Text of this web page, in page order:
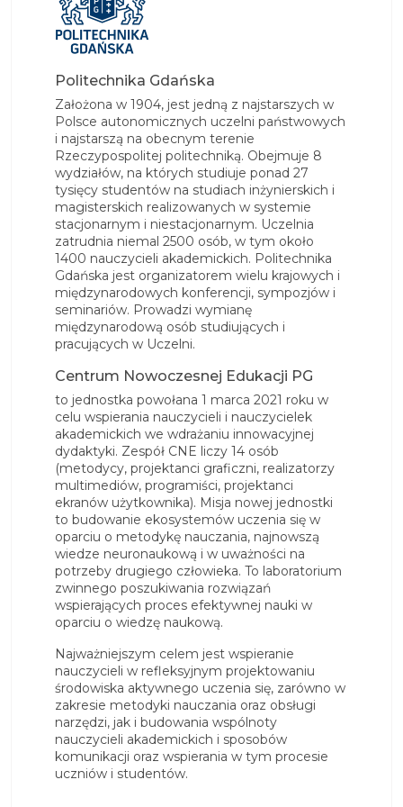
Politechnika Gdańska
Założona w 1904, jest jedną z najstarszych w
Polsce autonomicznych uczelni państwowych
i najstarszą na obecnym terenie
Rzeczypospolitej politechniką. Obejmuje 8
wydziałów, na których studiuje ponad 27
tysięcy studentów na studiach inżynierskich i
magisterskich realizowanych w systemie
stacjonarnym i niestacjonarnym. Uczelnia
zatrudnia niemal 2500 osób, w tym około
1400 nauczycieli akademickich. Politechnika
Gdańska jest organizatorem wielu krajowych i
międzynarodowych konferencji, sympozjów i
seminariów. Prowadzi wymianę
międzynarodową osób studiujących i
pracujących w Uczelni.
Centrum Nowoczesnej Edukacji PG
to jednostka powołana 1 marca 2021 roku w
celu wspierania nauczycieli i nauczycielek
akademickich we wdrażaniu innowacyjnej
dydaktyki. Zespół CNE liczy 14 osób
(metodycy, projektanci graficzni, realizatorzy
multimediów, programiści, projektanci
ekranów użytkownika). Misja nowej jednostki
to budowanie ekosystemów uczenia się w
oparciu o metodykę nauczania, najnowszą
wiedze neuronaukową i w uważności na
potrzeby drugiego człowieka. To laboratorium
zwinnego poszukiwania rozwiązań
wspierających proces efektywnej nauki w
oparciu o wiedzę naukową.
Najważniejszym celem jest wspieranie
nauczycieli w refleksyjnym projektowaniu
środowiska aktywnego uczenia się, zarówno w
zakresie metodyki nauczania oraz obsługi
narzędzi, jak i budowania wspólnoty
nauczycieli akademickich i sposobów
komunikacji oraz wspierania w tym procesie
uczniów i studentów.